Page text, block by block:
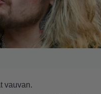
vauvan.